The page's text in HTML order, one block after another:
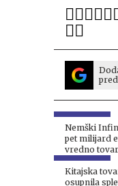
Nemški
pet milijard
vredno
računalniških
Kitajska
osupnila